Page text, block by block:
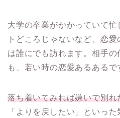
大学の卒業がかかっていて
トどころじゃないなど、恋
は誰にでも訪れます。相手
も、若い時の恋愛あるあるで
落ち着いてみれば嫌いで別れ
「よりを戻したい」といっ